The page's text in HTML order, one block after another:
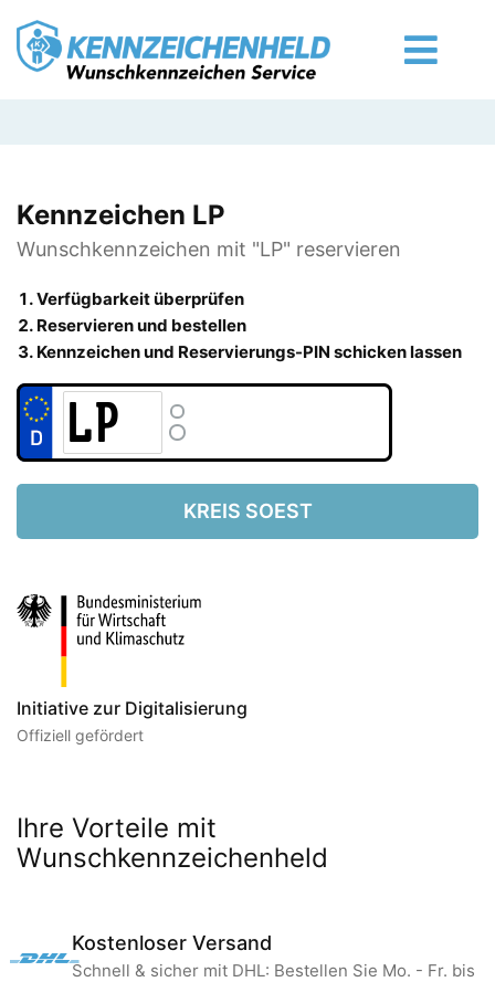
Kennzeichen LP
Wunschkennzeichen mit "LP" reservieren
Verfügbarkeit überprüfen
Reservieren und bestellen
Kennzeichen und Reservierungs-PIN schicken lassen
KREIS SOEST
Initiative zur Digitalisierung
Offiziell gefördert
Ihre Vorteile mit
Wunschkennzeichenheld
Kostenloser Versand
Schnell & sicher mit DHL: Bestellen Sie Mo. - Fr. bis